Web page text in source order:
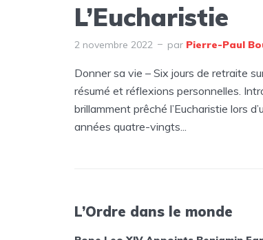
L’Eucharistie
2 novembre 2022 par Pierre-Paul
Donner sa vie – Six jours de retraite
résumé et réflexions personnelles.
brillamment prêché l’Eucharistie lors
années quatre-vingts...
L’Ordre dans le monde